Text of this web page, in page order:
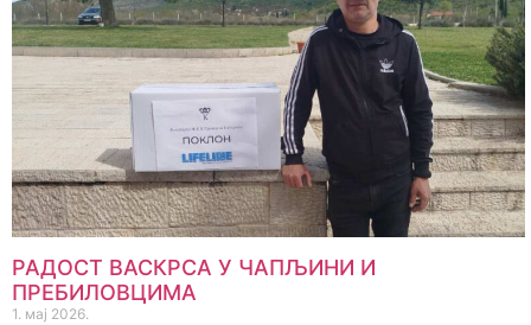
РАДОСТ ВАСКРСА У ЧАПЉИНИ И
ПРЕБИЛОВЦИМА
1. мај 2026.